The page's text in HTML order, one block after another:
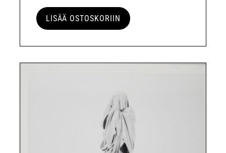
LISÄÄ OSTOSKORIIN